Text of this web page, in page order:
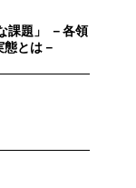
課題」 －各領
とは－